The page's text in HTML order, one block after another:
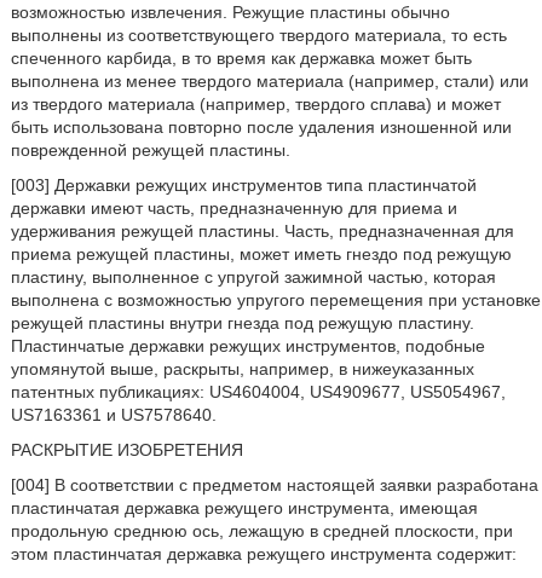
возможностью извлечения. Режущие пластины обычно
выполнены из соответствующего твердого материала, то есть
спеченного карбида, в то время как державка может быть
выполнена из менее твердого материала (например, стали) или
из твердого материала (например, твердого сплава) и может
быть использована повторно после удаления изношенной или
поврежденной режущей пластины.
[003] Державки режущих инструментов типа пластинчатой
державки имеют часть, предназначенную для приема и
удерживания режущей пластины. Часть, предназначенная для
приема режущей пластины, может иметь гнездо под режущую
пластину, выполненное с упругой зажимной частью, которая
выполнена с возможностью упругого перемещения при установке
режущей пластины внутри гнезда под режущую пластину.
Пластинчатые державки режущих инструментов, подобные
упомянутой выше, раскрыты, например, в нижеуказанных
патентных публикациях: US4604004, US4909677, US5054967,
US7163361 и US7578640.
РАСКРЫТИЕ ИЗОБРЕТЕНИЯ
[004] В соответствии с предметом настоящей заявки разработана
пластинчатая державка режущего инструмента, имеющая
продольную среднюю ось, лежащую в средней плоскости, при
этом пластинчатая державка режущего инструмента содержит: